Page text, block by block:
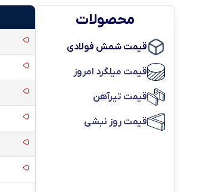
محصولات
قیمت شمش فولادی
قیمت میلگرد امروز
قیمت تیرآهن
قیمت روز نبشی